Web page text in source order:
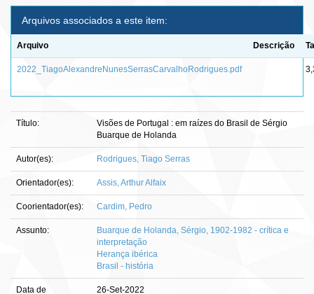
Arquivos associados a este item:
Arquivo Descrição
2022_TiagoAlexandreNunesSerrasCarvalhoRodrigues.pdf
Título:
Visões de Portugal : em raízes do Brasil de Sérgio
Buarque de Holanda
Autor(es): Rodrigues, Tiago Serras
Orientador(es): Assis, Arthur Alfaix
Coorientador(es): Cardim, Pedro
Assunto:
Buarque de Holanda, Sérgio, 1902-1982 - crítica e
interpretação
Herança ibérica
Brasil - história
Data de
26-Set-2022